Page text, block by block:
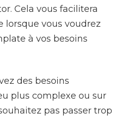
Cela vous facilitera
lorsque vous voudrez
à vos besoins
des besoins
plus complexe ou sur
pas passer trop